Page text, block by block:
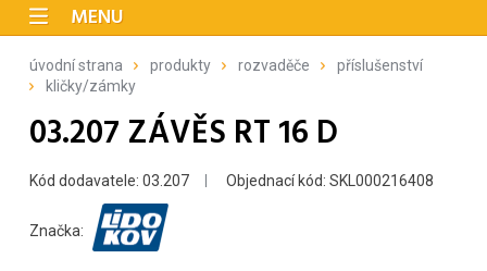
MENU
úvodní strana produkty rozvaděče
příslušenství
kličky/zámky
03.207 ZÁVĚS RT 16 D
Kód dodavatele: 03.207 Objednací kód: SKL000216408
Značka: